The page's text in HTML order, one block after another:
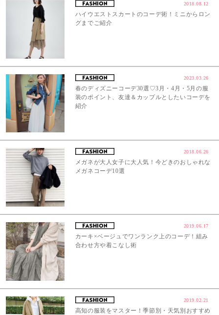
2018.08.12
ハイウエストスカートのコーデ術！ミニからロン
グまでご紹介
2023.03.26
春のディズニーコーデ30選♡3月・4月・5月の服
装のポイント、友達＆カップルとしたいコーデを
紹介
2018.06.26
メガネが大人女子に大人気！今どきのおしゃれな
メガネコーデ10選
2019.06.17
カーキ×ベージュでワンランク上のコーデ！組み
合わせ方や着こなし術
2019.02.21
高知の服装をマスター！季節別・天気別おすすめ